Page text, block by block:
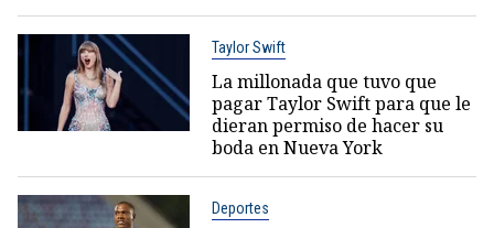
Taylor Swift
La millonada que tuvo que
pagar Taylor Swift para que le
dieran permiso de hacer su
boda en Nueva York
Deportes